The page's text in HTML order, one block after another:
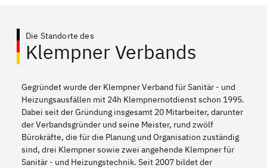
Die Standorte des
Klempner Verbands
Gegründet wurde der Klempner Verband für Sanitär - und
Heizungsausfällen mit 24h Klempnernotdienst schon 1995.
Dabei seit der Gründung insgesamt 20 Mitarbeiter, darunter
der Verbandsgründer und seine Meister, rund zwölf
Bürokräfte, die für die Planung und Organisation zuständig
sind, drei Klempner sowie zwei angehende Klempner für
Sanitär - und Heizungstechnik. Seit 2007 bildet der